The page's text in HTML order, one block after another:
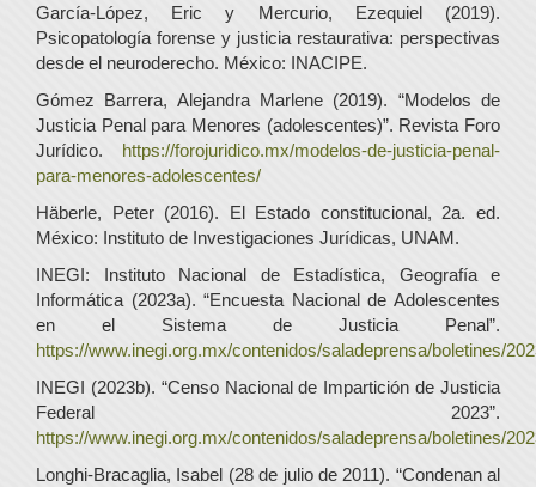
García-López, Eric y Mercurio, Ezequiel (2019).
Psicopatología forense y justicia restaurativa: perspectivas
desde el neuroderecho. México: INACIPE.
Gómez Barrera, Alejandra Marlene (2019). “Modelos de
Justicia Penal para Menores (adolescentes)”. Revista Foro
Jurídico. https://forojuridico.mx/modelos-de-justicia-penal-
para-menores-adolescentes/
Häberle, Peter (2016). El Estado constitucional, 2a. ed.
México: Instituto de Investigaciones Jurídicas, UNAM.
INEGI: Instituto Nacional de Estadística, Geografía e
Informática (2023a). “Encuesta Nacional de Adolescentes
en el Sistema de Justicia Penal”.
https://www.inegi.org.mx/contenidos/saladeprensa/boletines/
INEGI (2023b). “Censo Nacional de Impartición de Justicia
Federal 2023”.
https://www.inegi.org.mx/contenidos/saladeprensa/boletines/
Longhi-Bracaglia, Isabel (28 de julio de 2011). “Condenan al